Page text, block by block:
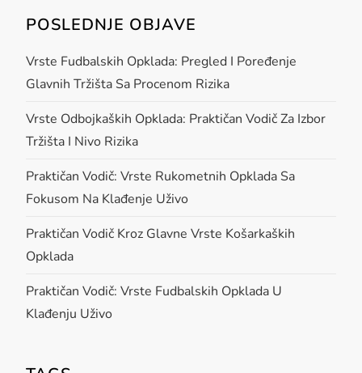
v
i
g
a
t
i
o
n
POSLEDNJE OBJAVE
Vrste Fudbalskih Opklada: Pregled I Poređenje
Glavnih Tržišta Sa Procenom Rizika
Vrste Odbojkaških Opklada: Praktičan Vodič Za Izbor
Tržišta I Nivo Rizika
Praktičan Vodič: Vrste Rukometnih Opklada Sa
Fokusom Na Klađenje Uživo
Praktičan Vodič Kroz Glavne Vrste Košarkaških
Opklada
Praktičan Vodič: Vrste Fudbalskih Opklada U
Klađenju Uživo